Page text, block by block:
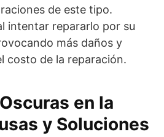
de este tipo.
intentar repararlo por su
más daños y
costo de la reparación.
en la
y Soluciones